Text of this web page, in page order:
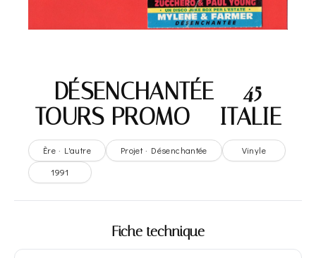
DÉSENCHANTÉE – 45
TOURS PROMO – ITALIE
Ère · L'autre Projet · Désenchantée
Vinyle
1991
Fiche technique